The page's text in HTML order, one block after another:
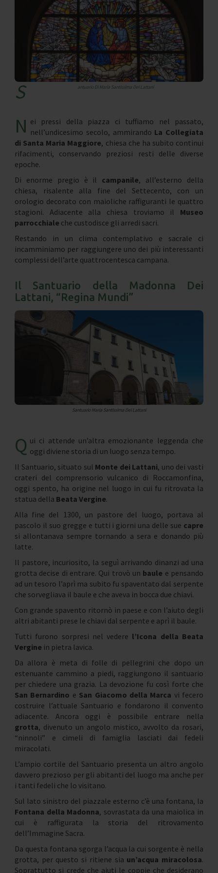
S antuario Di Maria Santissima Dei Lattani
N ei pressi della piazza ci tuffiamo nel passato,
nell’undicesimo secolo, ammirando La Collegiata
di Santa Maria Maggiore, chiesa che ha subito continui
rifacimenti, conservando preziosi resti delle diverse
epoche.
Di enorme pregio è il campanile, all’esterno della
chiesa, risalente alla fine del Settecento, con un
orologio decorato con maioliche raffiguranti le quattro
stagioni. Adiacente alla chiesa troviamo il Museo
parrocchiale che custodisce gli arredi sacri.
Restando in un clima contemplativo e sacrale ci
incamminiamo per raggiungere uno dei più interessanti
complessi dell’arte quattrocentesca campana.
Il Santuario della Madonna Dei
Lattani, “Regina Mundi”
Santuario Maria Santissima Dei Lattani
Q ui ci attende un’altra emozionante leggenda che
oggi diviene storia di un luogo senza tempo.
Il Santuario, situato sul Monte dei Lattani, uno dei vasti
crateri del comprensorio vulcanico di Roccamonfina,
oggi spento, ha origine nel luogo in cui fu ritrovata la
statua della Beata Vergine.
Alla fine del 1300, un pastore del luogo, portava al
pascolo il suo gregge e tutti i giorni una delle sue capre
si allontanava sempre tornando a sera e donando più
latte.
Il pastore, incuriosito, la seguì arrivando dinanzi ad una
grotta decise di entrare. Qui trovò un baule e pensando
ad un tesoro l’aprì ma subito fu spaventato dal serpente
che sorvegliava il baule e che aveva in bocca due chiavi.
Con grande spavento ritornò in paese e con l’aiuto degli
altri abitanti prese le chiavi dal serpente e aprì il baule.
Tutti furono sorpresi nel vedere l’Icona della Beata
Vergine in pietra lavica.
Da allora è meta di folle di pellegrini che dopo un
estenuante cammino a piedi, raggiungono il santuario
per chiedere una grazia. La devozione fu così forte che
San Bernardino e San Giacomo della Marca vi fecero
costruire l’attuale Santuario e fondarono il convento
adiacente. Ancora oggi è possibile entrare nella
grotta, divenuto un angolo mistico, avvolto da rosari,
“ninnoli” e cimeli di famiglia lasciati dai fedeli
miracolati.
L’ampio cortile del Santuario presenta un altro angolo
davvero prezioso per gli abitanti del luogo ma anche per
i tanti fedeli che lo visitano.
Sul lato sinistro del piazzale esterno c’è una fontana, la
Fontana della Madonna, sovrastata da una maiolica in
cui è raffigurata la storia del ritrovamento
dell’Immagine Sacra.
Da questa fontana sgorga l’acqua la cui sorgente è nella
grotta, per questo si ritiene sia un’acqua miracolosa.
Soprattutto si crede che aiuti le coppie che desiderano